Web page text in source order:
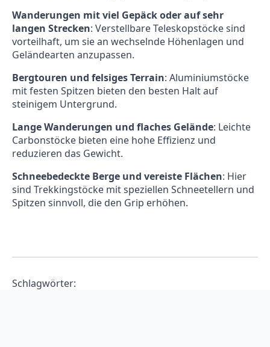
Wanderungen mit viel Gepäck oder auf sehr
langen Strecken: Verstellbare Teleskopstöcke sind
vorteilhaft, um sie an wechselnde Höhenlagen und
Geländearten anzupassen.
Bergtouren und felsiges Terrain: Aluminiumstöcke
mit festen Spitzen bieten den besten Halt auf
steinigem Untergrund.
Lange Wanderungen und flaches Gelände: Leichte
Carbonstöcke bieten eine hohe Effizienz und
reduzieren das Gewicht.
Schneebedeckte Berge und vereiste Flächen: Hier
sind Trekkingstöcke mit speziellen Schneetellern und
Spitzen sinnvoll, die den Grip erhöhen.
Schlagwörter: